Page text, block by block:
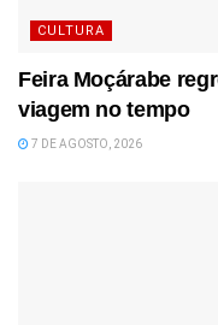
CULTURA
Feira Moçárabe
viagem no tempo
7 DE AGOSTO, 2026